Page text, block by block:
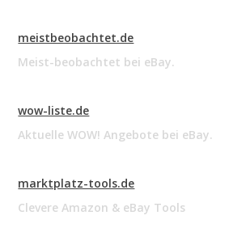
meistbeobachtet.de
Meist-beobachtet bei eBay.
wow-liste.de
Aktuelle WOW! Angebote bei eBay.
marktplatz-tools.de
Clevere Amazon & eBay Tools